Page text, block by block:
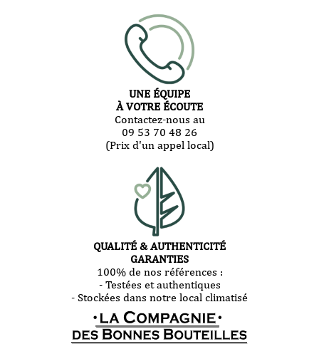
UNE ÉQUIPE
À VOTRE ÉCOUTE
Contactez-nous au
09 53 70 48 26
(Prix d'un appel local)
QUALITÉ & AUTHENTICITÉ
GARANTIES
100% de nos références :
- Testées et authentiques
- Stockées dans notre local climatisé